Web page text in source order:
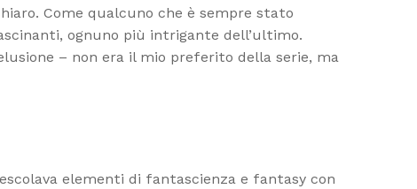
Come qualcuno che è sempre stato
ognuno più intrigante dell’ultimo.
– non era il mio preferito della serie, ma
elementi di fantascienza e fantasy con